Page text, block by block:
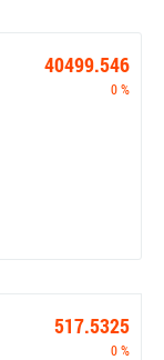
40499.546
0 %
517.5325
0 %